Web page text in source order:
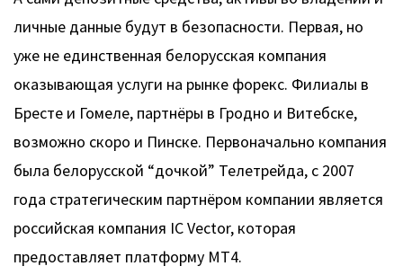
личные данные будут в безопасности. Первая, но
уже не единственная белорусская компания
оказывающая услуги на рынке форекс. Филиалы в
Бресте и Гомеле, партнёры в Гродно и Витебске,
возможно скоро и Пинске. Первоначально компания
была белорусской “дочкой” Телетрейда, с 2007
года стратегическим партнёром компании является
российская компания IC Vector, которая
предоставляет платформу МТ4.